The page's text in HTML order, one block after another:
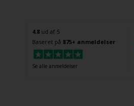
4.8 ud af 5
Baseret på 875+ anmeldelser
Se alle anmeldelser